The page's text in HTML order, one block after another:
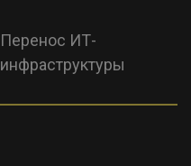
Перенос ИТ-
инфраструктуры